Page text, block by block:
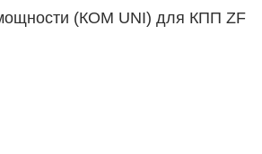
(КОМ UNI) для КПП ZF